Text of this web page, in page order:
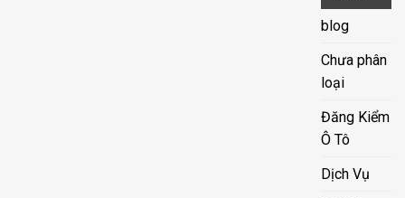
blog
Chưa phân
loại
Đăng Kiểm
Ô Tô
Dịch Vụ